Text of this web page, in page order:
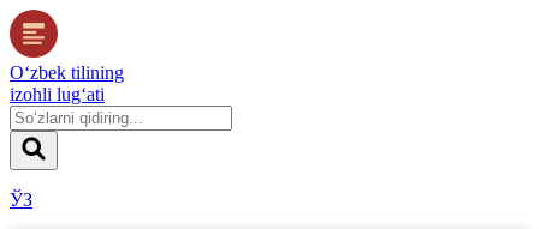
O‘zbek tilining
izohli lug‘ati
ЎЗ